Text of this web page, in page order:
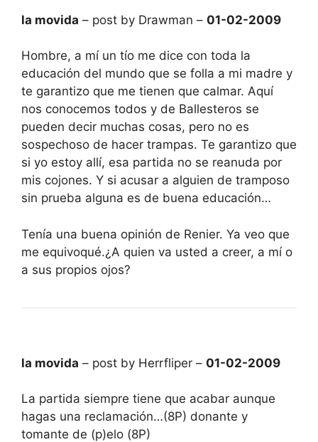
la movida – post by Drawman – 01-02-2009
Hombre, a mí un tío me dice con toda la
educación del mundo que se folla a mi madre y
te garantizo que me tienen que calmar. Aquí
nos conocemos todos y de Ballesteros se
pueden decir muchas cosas, pero no es
sospechoso de hacer trampas. Te garantizo que
si yo estoy allí, esa partida no se reanuda por
mis cojones. Y si acusar a alguien de tramposo
sin prueba alguna es de buena educación…
Tenía una buena opinión de Renier. Ya veo que
me equivoqué.¿A quien va usted a creer, a mí o
a sus propios ojos?
la movida – post by Herrfliper – 01-02-2009
La partida siempre tiene que acabar aunque
hagas una reclamación…(8P) donante y
tomante de (p)elo (8P)